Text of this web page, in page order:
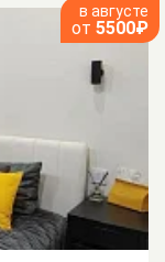
в августе
от 5500₽